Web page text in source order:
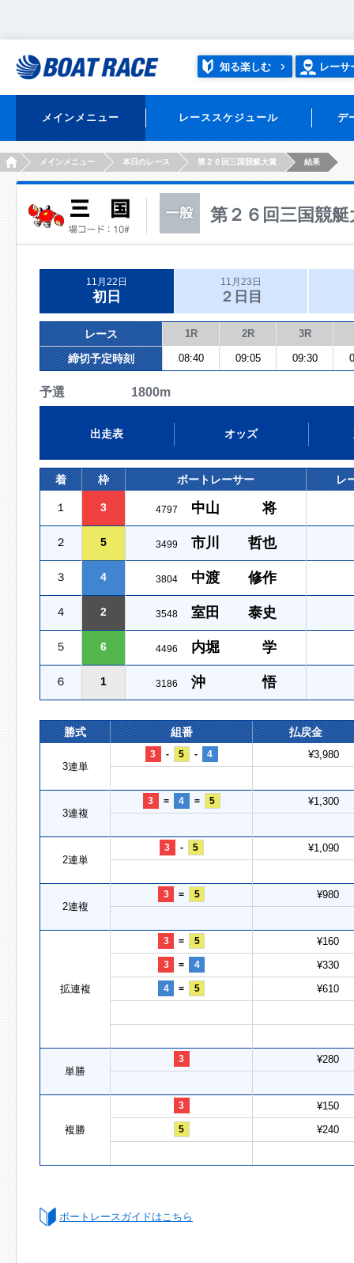
知る楽しむ レーサ
メインメニュー レーススケジュール デ
HOMEメインメニュー 本日のレース 第２６回三国競艇大賞 結果
第２６回三国競艇
11月22日
初日
11月23日
２日目
レース 1R 2R 3R
締切予定時刻 08:40 09:05 09:30
予選 1800m
出走表 オッズ
着 枠 ボートレーサー レ
１ 3 4797 中山 将
２ 5 3499 市川 哲也
３ 4 3804 中渡 修作
４ 2 3548 室田 泰史
５ 6 4496 内堀 学
６ 1 3186 沖 悟
勝式 組番 払戻金
3連単
3 - 5 - 4 ¥3,980
3連複
3 = 4 = 5 ¥1,300
2連単
3 - 5 ¥1,090
2連複
3 = 5 ¥980
拡連複
3 = 5 ¥160
3 = 4 ¥330
4 = 5 ¥610
単勝
3 ¥280
複勝
3 ¥150
5 ¥240
ボートレースガイドはこちら